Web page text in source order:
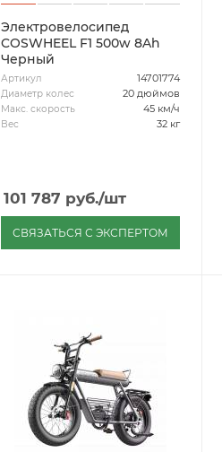
Электровелосипед
COSWHEEL F1 500w 8Ah
Черный
Артикул 14701774
Диаметр колес 20 дюймов
Макс. скорость 45 км/ч
Вес 32 кг
101 787 руб./шт
СВЯЗАТЬСЯ С ЭКСПЕРТОМ